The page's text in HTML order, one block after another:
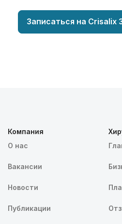
Записаться на Crisalix
Компания
О нас
Вакансии
Новости
Публикации